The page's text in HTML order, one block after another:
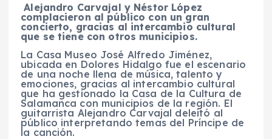
Alejandro Carvajal y Néstor López
complacieron al público con un gran
concierto, gracias al intercambio cultural
que se tiene con otros municipios.
La Casa Museo José Alfredo Jiménez,
ubicada en Dolores Hidalgo fue el escenario
de una noche llena de música, talento y
emociones, gracias al intercambio cultural
que ha gestionado la Casa de la Cultura de
Salamanca con municipios de la región. El
guitarrista Alejandro Carvajal deleitó al
público interpretando temas del Príncipe de
la canción.